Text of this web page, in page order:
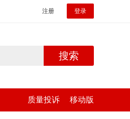
注册 登录
搜索
质量投诉 移动版